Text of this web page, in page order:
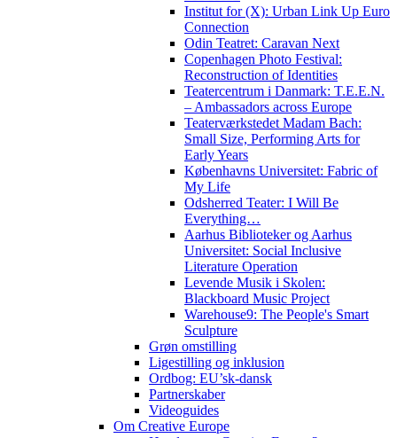
Institut for (X): Urban Link Up Euro
Connection
Odin Teatret: Caravan Next
Copenhagen Photo Festival:
Reconstruction of Identities
Teatercentrum i Danmark: T.E.E.N.
– Ambassadors across Europe
Teaterværkstedet Madam Bach:
Small Size, Performing Arts for
Early Years
Københavns Universitet: Fabric of
My Life
Odsherred Teater: I Will Be
Everything…
Aarhus Biblioteker og Aarhus
Universitet: Social Inclusive
Literature Operation
Levende Musik i Skolen:
Blackboard Music Project
Warehouse9: The People's Smart
Sculpture
Grøn omstilling
Ligestilling og inklusion
Ordbog: EU’sk-dansk
Partnerskaber
Videoguides
Om Creative Europe